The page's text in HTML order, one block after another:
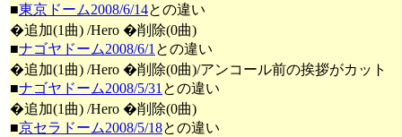
■東京ドーム2008/6/14との違い
�追加(1曲) /Hero �削除(0曲)
■ナゴヤドーム2008/6/1 との違い
�追加(1曲) /Hero �削除(0曲)/アンコール前の挨拶がカット
■ナゴヤドーム2008/5/31 との違い
�追加(1曲) /Hero �削除(0曲)
■京セラドーム2008/5/18との違い